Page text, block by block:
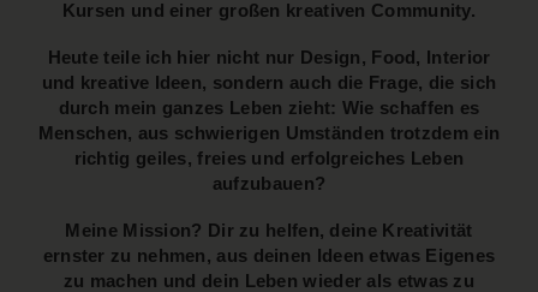
Kursen und einer großen kreativen Community.
Heute teile ich hier nicht nur Design, Food, Interior
und kreative Ideen, sondern auch die Frage, die sich
durch mein ganzes Leben zieht: Wie schaffen es
Menschen, aus schwierigen Umständen trotzdem ein
richtig geiles, freies und erfolgreiches Leben
aufzubauen?
Meine Mission? Dir zu helfen, deine Kreativität
ernster zu nehmen, aus deinen Ideen etwas Eigenes
zu machen und dein Leben wieder als etwas zu